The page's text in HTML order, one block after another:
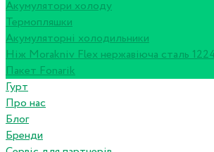
Акумулятори холоду
Термопляшки
Акумуляторні холодильники
Ніж Morakniv Flex нержавіюча сталь
Пакет Fonarik
Гурт
Про нас
Блог
Бренди